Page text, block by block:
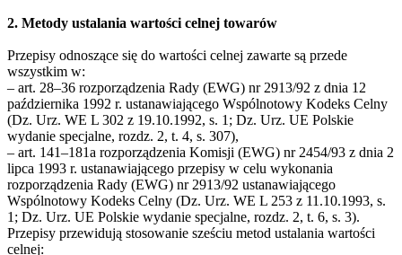
2. Metody ustalania wartości celnej towarów
Przepisy odnoszące się do wartości celnej zawarte są przede
wszystkim w:
– art. 28–36 rozporządzenia Rady (EWG) nr 2913/92 z dnia 12
października 1992 r. ustanawiającego Wspólnotowy Kodeks Celny
(Dz. Urz. WE L 302 z 19.10.1992, s. 1; Dz. Urz. UE Polskie
wydanie specjalne, rozdz. 2, t. 4, s. 307),
– art. 141–181a rozporządzenia Komisji (EWG) nr 2454/93 z dnia 2
lipca 1993 r. ustanawiającego przepisy w celu wykonania
rozporządzenia Rady (EWG) nr 2913/92 ustanawiającego
Wspólnotowy Kodeks Celny (Dz. Urz. WE L 253 z 11.10.1993, s.
1; Dz. Urz. UE Polskie wydanie specjalne, rozdz. 2, t. 6, s. 3).
Przepisy przewidują stosowanie sześciu metod ustalania wartości
celnej: